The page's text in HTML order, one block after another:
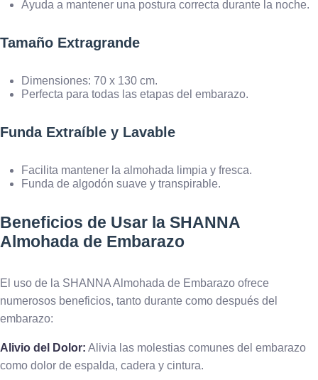
Ayuda a mantener una postura correcta durante la noche.
Tamaño Extragrande
Dimensiones: 70 x 130 cm.
Perfecta para todas las etapas del embarazo.
Funda Extraíble y Lavable
Facilita mantener la almohada limpia y fresca.
Funda de algodón suave y transpirable.
Beneficios de Usar la SHANNA
Almohada de Embarazo
El uso de la SHANNA Almohada de Embarazo ofrece
numerosos beneficios, tanto durante como después del
embarazo:
Alivio del Dolor: Alivia las molestias comunes del embarazo
como dolor de espalda, cadera y cintura.